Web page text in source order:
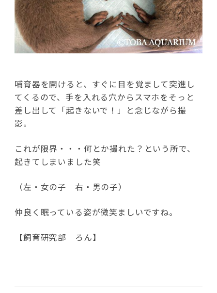
哺育器を開けると、すぐに目を覚まして突進し
てくるので、手を入れる穴からスマホをそっと
差し出して「起きないで！」と念じながら撮
影。
これが限界・・・何とか撮れた？という所で、
起きてしまいました笑
（左・女の子 右・男の子）
仲良く眠っている姿が微笑ましいですね。
【飼育研究部 ろん】